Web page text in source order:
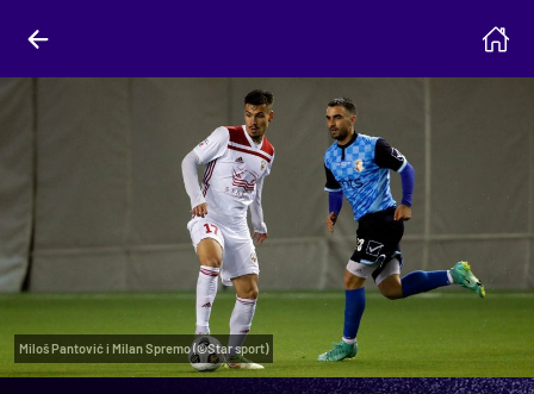
Miloš Pantović i Milan Spremo (©Star sport)